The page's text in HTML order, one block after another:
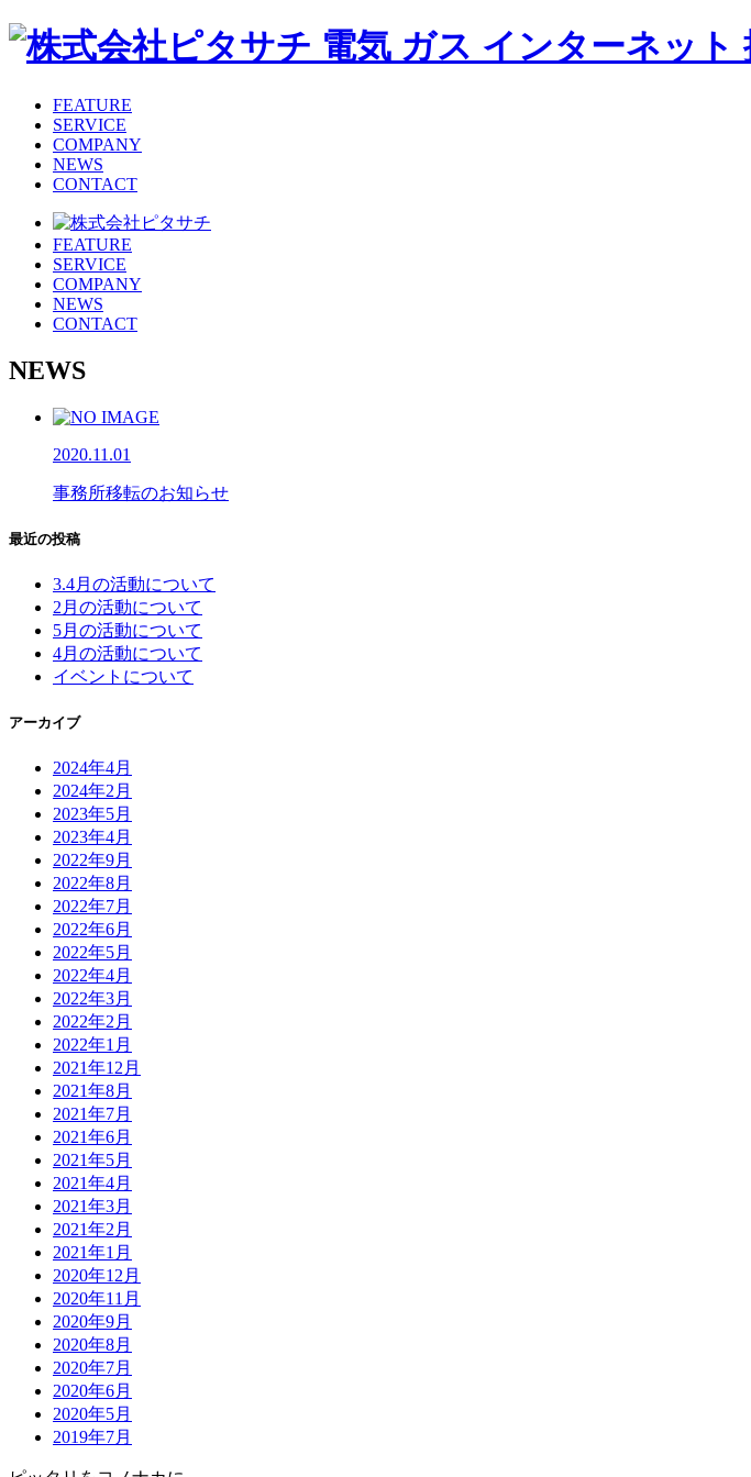
FEATURE
SERVICE
COMPANY
NEWS
CONTACT
FEATURE
SERVICE
COMPANY
NEWS
CONTACT
NEWS
2020.11.01
事務所移転のお知らせ
最近の投稿
3.4月の活動について
2月の活動について
5月の活動について
4月の活動について
イベントについて
アーカイブ
2024年4月
2024年2月
2023年5月
2023年4月
2022年9月
2022年8月
2022年7月
2022年6月
2022年5月
2022年4月
2022年3月
2022年2月
2022年1月
2021年12月
2021年8月
2021年7月
2021年6月
2021年5月
2021年4月
2021年3月
2021年2月
2021年1月
2020年12月
2020年11月
2020年9月
2020年8月
2020年7月
2020年6月
2020年5月
2019年7月